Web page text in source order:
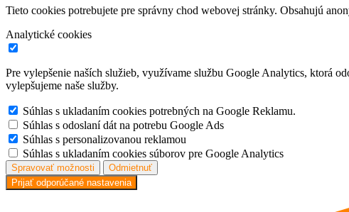
Tieto cookies potrebujete pre správny chod webovej stránky. Obsahujú
Analytické cookies
Pre vylepšenie naších služieb, využívame službu Google Analytics, ktorá
vylepšujeme naše služby.
Súhlas s ukladaním cookies potrebných na Google Reklamu.
Súhlas s odoslaní dát na potrebu Google Ads
Súhlas s personalizovanou reklamou
Súhlas s ukladaním cookies súborov pre Google Analytics
Spravovať možnosti
Odmietnuť
Prijať odporúčané nastavenia